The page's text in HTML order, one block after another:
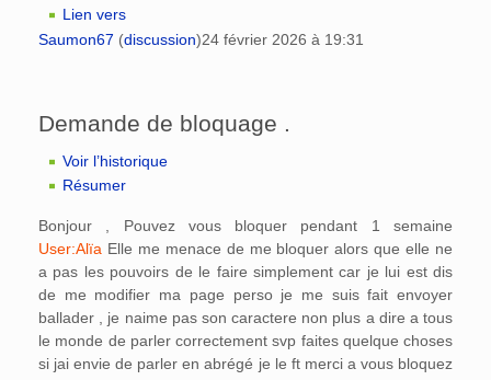
Lien vers
Saumon67 (discussion)24 février 2026 à 19:31
Demande de bloquage .
Voir l’historique
Résumer
Bonjour , Pouvez vous bloquer pendant 1 semaine
User:Alïa Elle me menace de me bloquer alors que elle ne
a pas les pouvoirs de le faire simplement car je lui est dis
de me modifier ma page perso je me suis fait envoyer
ballader , je naime pas son caractere non plus a dire a tous
le monde de parler correctement svp faites quelque choses
si jai envie de parler en abrégé je le ft merci a vous bloquez